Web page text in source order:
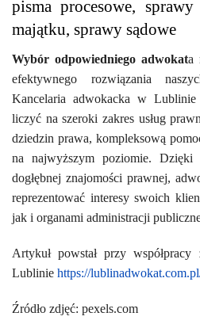
pisma procesowe,
majątku, sprawy sądowe
Wybór odpowiedniego adwokata
efektywnego rozwiązania
Kancelaria adwokacka w
liczyć na szeroki zakres usług
dziedzin prawa, kompleksową
na najwyższym poziomie. Dzięki
dogłębnej znajomości prawnej,
reprezentować interesy swoich
jak i organami administracji
Artykuł powstał przy
Lublinie https://
Źródło zdjęć: pexels.com